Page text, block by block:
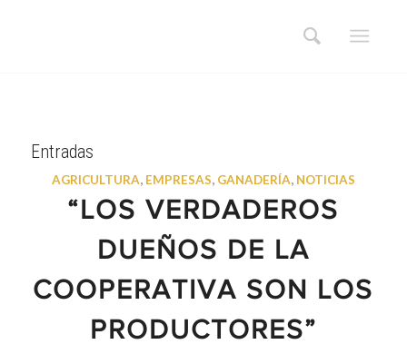
Entradas
AGRICULTURA, EMPRESAS, GANADERÍA, NOTICIAS
“LOS VERDADEROS
DUEÑOS DE LA
COOPERATIVA SON LOS
PRODUCTORES”